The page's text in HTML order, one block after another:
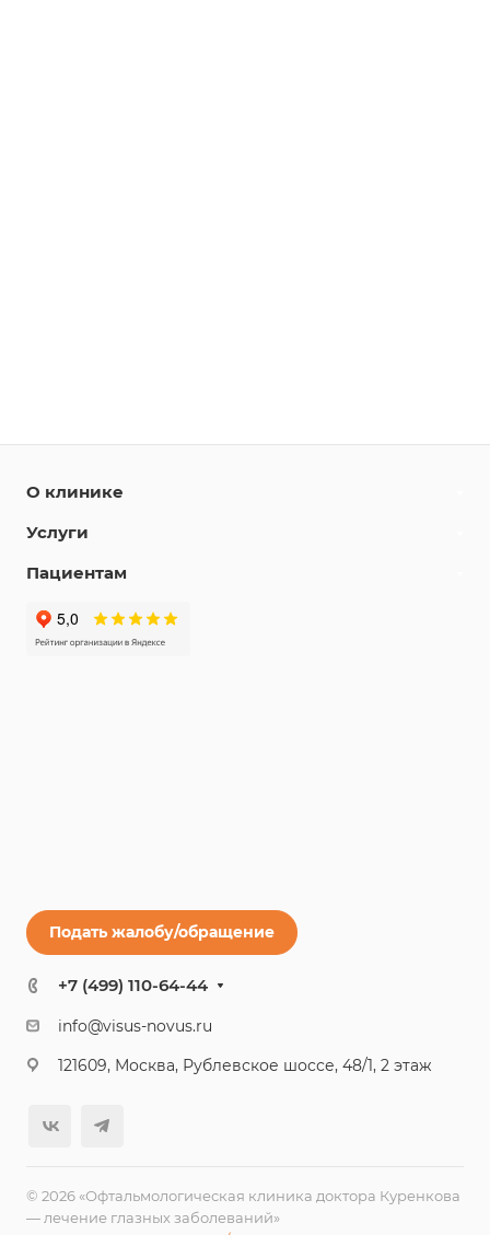
О клинике
Услуги
Пациентам
Подать жалобу/обращение
+7 (499) 110-64-44
info@visus-novus.ru
121609, Москва, Рублевское шоссе, 48/1, 2 этаж
© 2026 «Офтальмологическая клиника доктора Куренкова
— лечение глазных заболеваний»